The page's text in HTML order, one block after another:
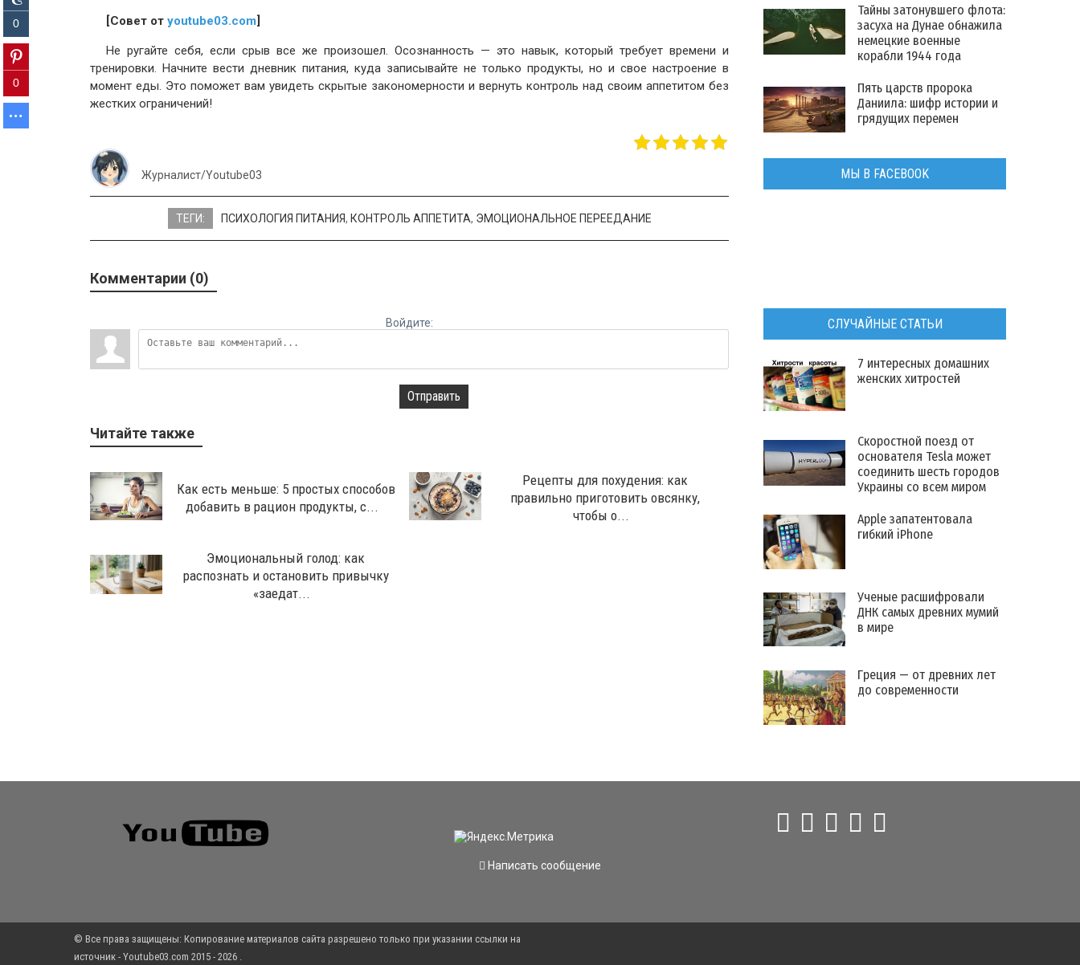
[Совет от youtube03.com]
Не ругайте себя, если срыв все же произошел. Осознанность — это навык, который требует времени и
тренировки. Начните вести дневник питания, куда записывайте не только продукты, но и свое настроение в
момент еды. Это поможет вам увидеть скрытые закономерности и вернуть контроль над своим аппетитом без
жестких ограничений!
Журналист/Youtube03
ТЕГИ: ПСИХОЛОГИЯ ПИТАНИЯ, КОНТРОЛЬ АППЕТИТА, ЭМОЦИОНАЛЬНОЕ ПЕРЕЕДАНИЕ
Комментарии (0)
Войдите:
Отправить
Читайте также
Как есть меньше: 5 простых способов
добавить в рацион продукты, с...
Рецепты для похудения: как
правильно приготовить овсянку,
чтобы о...
Эмоциональный голод: как
распознать и остановить привычку
«заедат...
Тайны затонувшего флота:
засуха на Дунае обнажила
немецкие военные
корабли 1944 года
Пять царств пророка
Даниила: шифр истории и
грядущих перемен
МЫ В FACEBOOK
СЛУЧАЙНЫЕ СТАТЬИ
7 интересных домашних
женских хитростей
Скоростной поезд от
основателя Tesla может
соединить шесть городов
Украины со всем миром
Apple запатентовала
гибкий iPhone
Ученые расшифровали
ДНК самых древних мумий
в мире
Греция — от древних лет
до современности
Написать сообщение
© Все права защищены: Копирование материалов сайта разрешено только при указании ссылки на
источник - Youtube03.com 2015 - 2026 .
0
0